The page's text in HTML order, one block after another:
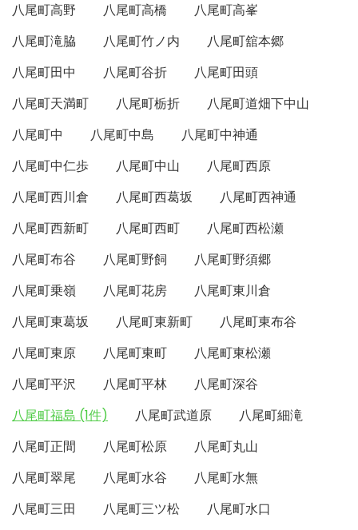
八尾町高野
八尾町高橋
八尾町高峯
八尾町滝脇
八尾町竹ノ内
八尾町舘本郷
八尾町田中
八尾町谷折
八尾町田頭
八尾町天満町
八尾町栃折
八尾町道畑下中山
八尾町中
八尾町中島
八尾町中神通
八尾町中仁歩
八尾町中山
八尾町西原
八尾町西川倉
八尾町西葛坂
八尾町西神通
八尾町西新町
八尾町西町
八尾町西松瀬
八尾町布谷
八尾町野飼
八尾町野須郷
八尾町乗嶺
八尾町花房
八尾町東川倉
八尾町東葛坂
八尾町東新町
八尾町東布谷
八尾町東原
八尾町東町
八尾町東松瀬
八尾町平沢
八尾町平林
八尾町深谷
八尾町福島 (1件)
八尾町武道原
八尾町細滝
八尾町正間
八尾町松原
八尾町丸山
八尾町翠尾
八尾町水谷
八尾町水無
八尾町三田
八尾町三ツ松
八尾町水口